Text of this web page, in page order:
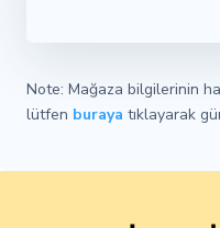
Note: Mağaza bilgilerinin
lütfen buraya tıklayarak